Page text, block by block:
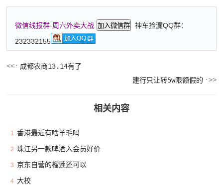
微信线报群-周六外卖大战 加入微信群
神车捡漏QQ群：
232332155
成都农商13.14有了
建行只让转5w限额假的
相关内容
1 香港最近有啥羊毛吗
2 珠江另一款啤酒入会员好价
3 京东自营的榴莲还可以
4 大校